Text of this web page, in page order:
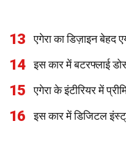
13 एगेरा का डिज़ाइन बेहद
14 इस कार में बटरफ्लाई
15 एगेरा के इंटीरियर में
16 इस कार में डिजिटल